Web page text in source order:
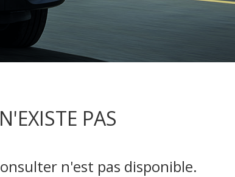
PAS
n'est pas disponible.